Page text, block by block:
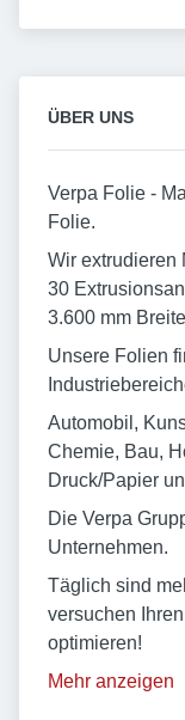
ÜBER UNS
Verpa Folie -
Folie.
Wir extrudieren
30
3.600 mm
Unsere Folien
Automobil,
Chemie, Bau,
Druck/Papier
Die Verpa
Unternehmen.
Täglich sind
versuchen
optimieren!
Mehr anzeigen